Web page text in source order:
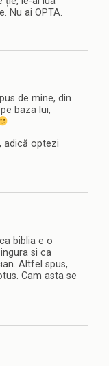
Nu ai OPTA.
de mine, din
baza lui,
adică optezi
biblia e o
si ca
Altfel spus,
Cam asta se